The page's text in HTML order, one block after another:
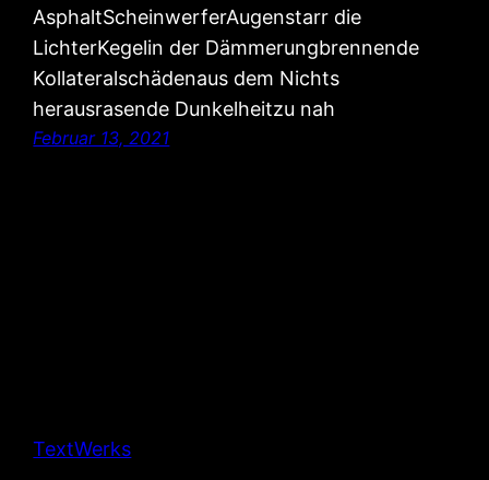
AsphaltScheinwerferAugenstarr die
LichterKegelin der Dämmerungbrennende
Kollateralschädenaus dem Nichts
herausrasende Dunkelheitzu nah
Februar 13, 2021
TextWerks